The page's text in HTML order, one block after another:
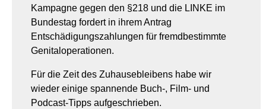
Kampagne gegen den §218 und die LINKE im
Bundestag fordert in ihrem Antrag
Entschädigungszahlungen für fremdbestimmte
Genitaloperationen.
Für die Zeit des Zuhausebleibens habe wir
wieder einige spannende Buch-, Film- und
Podcast-Tipps aufgeschrieben.